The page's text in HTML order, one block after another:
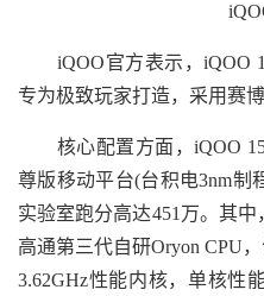
iQOO
iQOO官方表示，iQOO
专为极致玩家打造，采用赛
核心配置方面，iQOO 15
尊版移动平台(台积电3nm制
实验室跑分高达451万。其
高通第三代自研Oryon CPU
3.62GHz性能内核，单核性